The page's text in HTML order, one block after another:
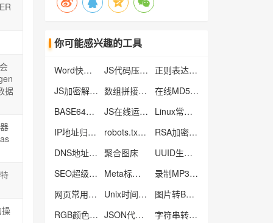
据
你可能感兴趣的工具
Word快捷键 JS代码压缩工具
正则表达式工具
JS加密解密工具
数组拼接字符串工具
在线MD5批量加密
BASE64编码解码
JS在线运行工具
Linux常用命令大全
IP地址归属地查询
robots.txt文件生成工具
RSA加密解密工具
DNS地址列表 聚合图床
UUID生成器
SEO超级外链工具
Meta标签生成工具
录制MP3音频
网页常用色彩
Unix时间戳转换器
图片转Base64工具
RGB颜色对照表
JSON代码格式化工具
字符串转数组工具